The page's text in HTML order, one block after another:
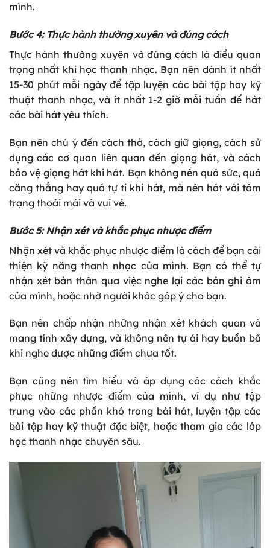
mình.
Bước 4: Thực hành thường xuyên và đúng cách
Thực hành thường xuyên và đúng cách là điều quan
trọng nhất khi học thanh nhạc. Bạn nên dành ít nhất
15-30 phút mỗi ngày để tập luyện các bài tập hay kỹ
thuật thanh nhạc, và ít nhất 1-2 giờ mỗi tuần để hát
các bài hát yêu thích.
Bạn nên chú ý đến cách thở, cách giữ giọng, cách sử
dụng các cơ quan liên quan đến giọng hát, và cách
bảo vệ giọng hát khi hát. Bạn không nên quá sức, quá
căng thẳng hay quá tự ti khi hát, mà nên hát với tâm
trạng thoải mái và vui vẻ.
Bước 5: Nhận xét và khắc phục nhược điểm
Nhận xét và khắc phục nhược điểm là cách để bạn cải
thiện kỹ năng thanh nhạc của mình. Bạn có thể tự
nhận xét bản thân qua việc nghe lại các bản ghi âm
của mình, hoặc nhờ người khác góp ý cho bạn.
Bạn nên chấp nhận những nhận xét khách quan và
mang tính xây dựng, và không nên tự ái hay buồn bã
khi nghe được những điểm chưa tốt.
Bạn cũng nên tìm hiểu và áp dụng các cách khắc
phục những nhược điểm của mình, ví dụ như tập
trung vào các phần khó trong bài hát, luyện tập các
bài tập hay kỹ thuật đặc biệt, hoặc tham gia các lớp
học thanh nhạc chuyên sâu.